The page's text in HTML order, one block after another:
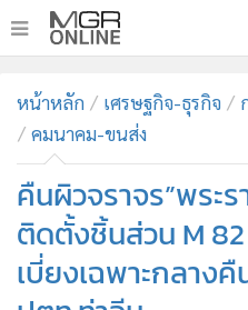
ทันเหตุการณ์
ภาคใต้
• ภูมิภาค
• Online Section
บันเทิง
• ผู้จัดการรายวัน
หน้าหลัก เศรษฐกิจ-ธุรกิจ
คมนาคม-ขนส่ง
คืนผิวจราจร”พระ
ติดตั้งชิ้นส่วน M
เบี่ยงเฉพาะกลาง